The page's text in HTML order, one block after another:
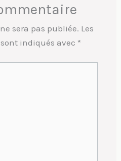
sera pas publiée. Les
indiqués avec *